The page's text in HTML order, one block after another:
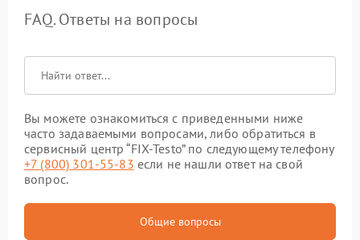
FAQ. Ответы на вопросы
Вы можете ознакомиться с приведенными ниже
часто задаваемыми вопросами, либо обратиться в
сервисный центр “FIX-Testo” по следующему телефону
+7 (800) 301-55-83 если не нашли ответ на свой
вопрос.
Общие вопросы